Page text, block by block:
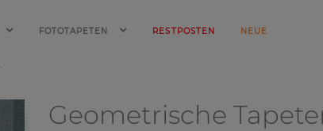
FOTOTAPETEN RESTPOSTEN NEUE
Geometrische